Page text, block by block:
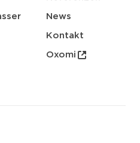
News
Kontakt
Oxomi